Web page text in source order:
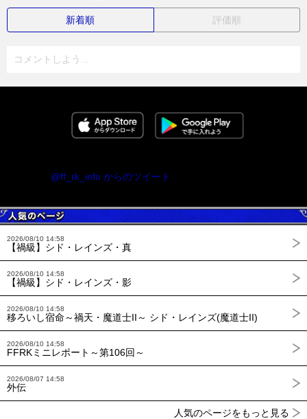
新着順 評価順
コメントしよう...
@ff_rk_info からのツイート
2026/08/10 14:58
【禍級】シド・レインズ・真
2026/08/10 14:58
【禍級】シド・レインズ・影
2026/08/10 14:58
移ろいし宿命～禍天・魔道士II～ シド・レインズ(魔道士II)
2026/08/10 14:58
FFRKミニレポート～第106回～
2026/08/07 14:58
外伝
人気のページをもっと見る